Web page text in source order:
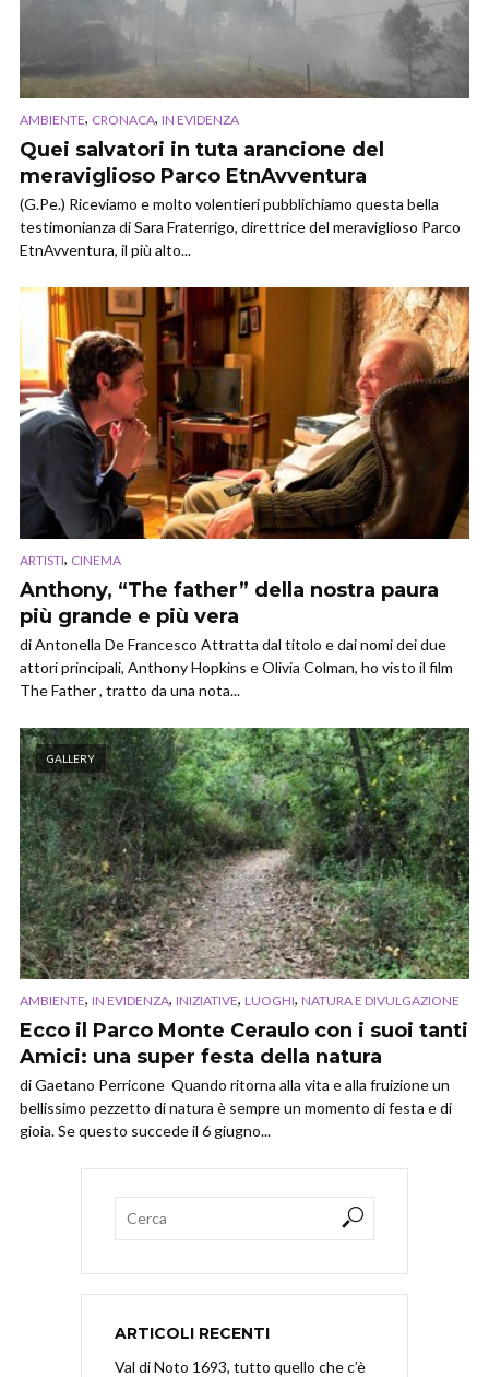
AMBIENTE, CRONACA, IN EVIDENZA
Quei salvatori in tuta arancione del
meraviglioso Parco EtnAvventura
(G.Pe.) Riceviamo e molto volentieri pubblichiamo questa bella
testimonianza di Sara Fraterrigo, direttrice del meraviglioso Parco
EtnAvventura, il più alto...
ARTISTI, CINEMA
Anthony, “The father” della nostra paura
più grande e più vera
di Antonella De Francesco Attratta dal titolo e dai nomi dei due
attori principali, Anthony Hopkins e Olivia Colman, ho visto il film
The Father , tratto da una nota...
GALLERY
AMBIENTE, IN EVIDENZA, INIZIATIVE, LUOGHI, NATURA E DIVULGAZIONE
Ecco il Parco Monte Ceraulo con i suoi tanti
Amici: una super festa della natura
di Gaetano Perricone Quando ritorna alla vita e alla fruizione un
bellissimo pezzetto di natura è sempre un momento di festa e di
gioia. Se questo succede il 6 giugno...
ARTICOLI RECENTI
Val di Noto 1693, tutto quello che c’è